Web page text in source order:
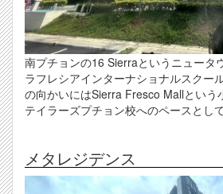
南プチョンの16 Sierraというニュータ
ラフレシアインターナショナルスクー
の向かいにはSierra Fresco Mallという
テイラーズプチョン校へのペースとし
メタレジデンス